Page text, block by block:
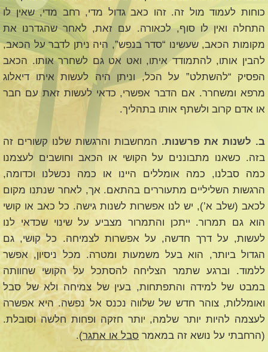
כוחות לעמוד מול זה. זהו כאב גדול מדי, רחב מדי, שאין לו
התחלה ואין לו סוף, לכאורה. עם זאת, לאחר שהגדרנו את
מקומות הכאב, שעשינו “סדר בנפש”, היה ניתן לדבר על הכאב,
להבין אותו, להתמודד איתו, ואט אט גם לשחרר אותו. הכאב
הפסיק “להשתלט” על הכל, וניתן היה לעשות איתו דיאלוג
מרפא ומשחרר. אם הדבר אפשרי, כדאי לעשות זאת עם חבר
או אדם קרוב ולשתף אותו בתהליך.
ב. לשנות את פרשנות. המחשבות והרגשות שלנו קשורים זה
בזה. כשאנו מתבוננים על הקושי או הכאב וחושבים לעצמנו
כמה סבלנו, כמה אומללים היינו או כמה נכשלנו וכדומה,
הרגשות השליליים מתעוררים בהתאם. אך, לאחר שנתנו מקום
לכאב (שלב א’), יש לנו אפשרות לשנות גישה. כל כאב או קושי
הוא גם תמרור. ייתכן והתמרור מצביע על שינוי שכדאי לנו
לעשות, על דרך חדשה, על אפשרות לצמיחה. כל קושי, גם
הגדול ביותר, הוא בעל משמעות ומטרה. מכל ניסיון, אפשר
ללמוד. וברגע שתמר הצליחה להסתכל על הקושי שחוותה
במבט של למידה והתפתחות, בעין של צמיחה ולא של סבל
ואומללות, צוהר חדש של שלווה נכנס אל נפשה. היא אפשרה
לעצמה להיות יותר שלמה, יותר חזקה ופחות חלשה וסובלת.
(הרחבתי על נושא זה במאמר סבל או אתגר).